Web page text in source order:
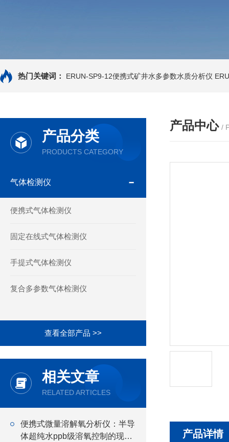
热门关键词： ERUN-SP9-12便携式矿井水多参数水质分析仪
产品分类
PRODUCTS CATEGORY
气体检测仪
便携式气体检测仪
固定在线式气体检测仪
手提式气体检测仪
复合多参数气体检测仪
查看全部产品 >>
相关文章
RELATED ARTICLES
便携式微量溶解氧分析仪：半导
体超纯水ppb级溶氧控制的现场
产品中心 /
产品详情